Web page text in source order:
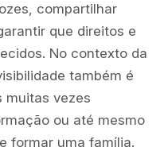
compartilhar
que direitos e
No contexto da
também é
muitas vezes
ou até mesmo
formar uma família.